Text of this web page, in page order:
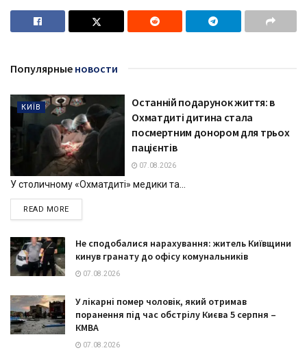
Популярные новости
КИЇВ
Останній подарунок життя: в
Охматдиті дитина стала
посмертним донором для трьох
пацієнтів
07.08.2026
У столичному «Охматдиті» медики та...
READ MOREDETAILS
Не сподобалися нарахування: житель Київщини
кинув гранату до офісу комунальників
07.08.2026
У лікарні помер чоловік, який отримав
поранення під час обстрілу Києва 5 серпня –
КМВА
07.08.2026